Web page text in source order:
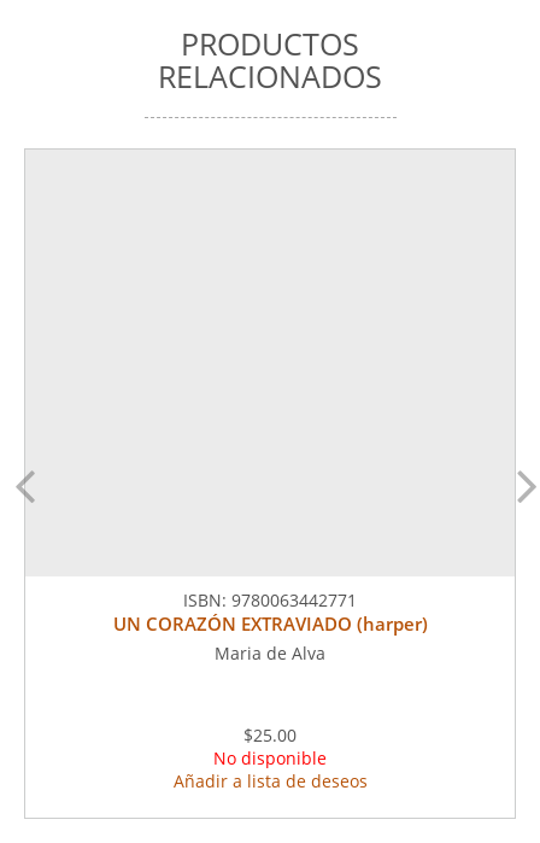
PRODUCTOS
RELACIONADOS
ISBN: 9780063442771
UN CORAZÓN EXTRAVIADO (harper)
Maria de Alva
$25.00
No disponible
Añadir a lista de deseos